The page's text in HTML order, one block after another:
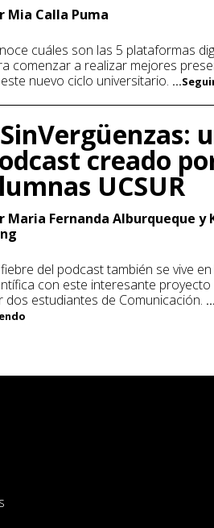
Mia Calla Puma
cuáles son las 5 plataformas
comenzar a realizar mejores
nuevo ciclo universitario.
creado
UCSUR
Maria Fernanda Alburqueque y
del podcast también se vive en
con este interesante proyecto
dos estudiantes de Comunicación.